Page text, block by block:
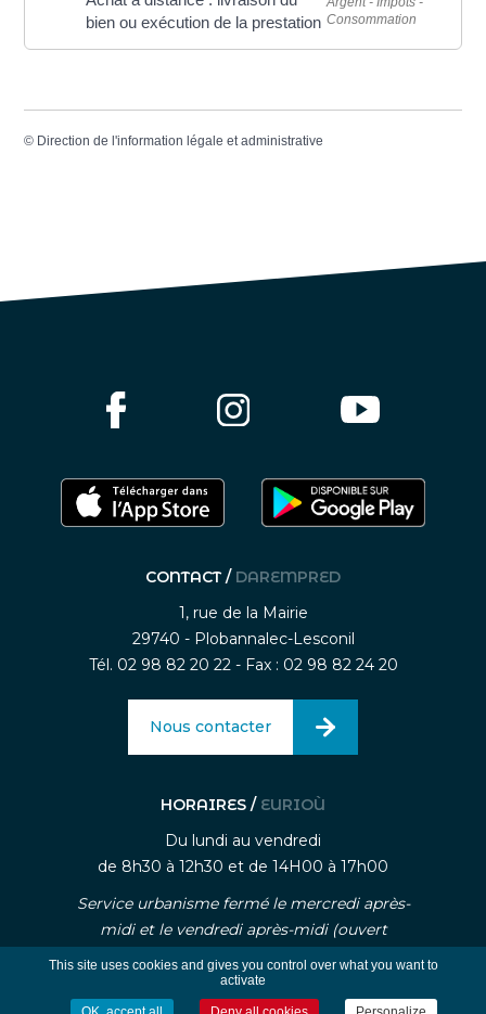
bien ou exécution de la prestation Consommation
© Direction de l'information légale et administrative
CONTACT / DAREMPRED
1, rue de la Mairie
29740 - Plobannalec-Lesconil
Tél. 02 98 82 20 22 - Fax : 02 98 82 24 20
Nous contacter
HORAIRES / EURIOÙ
Du lundi au vendredi
de 8h30 à 12h30 et de 14H00 à 17h00
Service urbanisme fermé le mercredi après-
midi et le vendredi après-midi (ouvert
uniquement sur rendez-vous)
This site uses cookies and gives you control over what you want to
activate